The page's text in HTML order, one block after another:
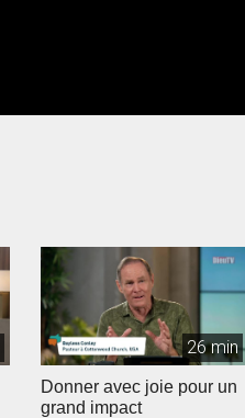
26 min
Donner avec joie pour un
grand impact